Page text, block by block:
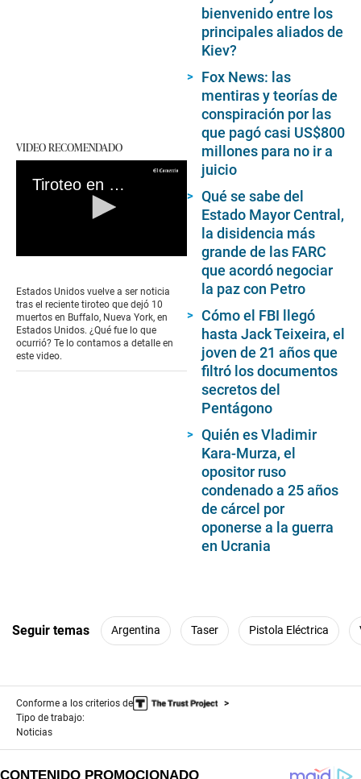
VIDEO RECOMENDADO
Tiroteo en Buffalo, Nueva York: Todo sobre la masacre que dejó 10 muertos a manos de un joven supremacista blanco
of
0
seconds
Estados Unidos vuelve a ser noticia
tras el reciente tiroteo que dejó 10
muertos en Buffalo, Nueva York, en
Estados Unidos. ¿Qué fue lo que
ocurrió? Te lo contamos a detalle en
este video.
bienvenido entre los
principales aliados de
Kiev?
Fox News: las
mentiras y teorías de
conspiración por las
que pagó casi US$800
millones para no ir a
juicio
Qué se sabe del
Estado Mayor Central,
la disidencia más
grande de las FARC
que acordó negociar
la paz con Petro
Cómo el FBI llegó
hasta Jack Teixeira, el
joven de 21 años que
filtró los documentos
secretos del
Pentágono
Quién es Vladimir
Kara-Murza, el
opositor ruso
condenado a 25 años
de cárcel por
oponerse a la guerra
en Ucrania
Seguir temas Argentina Taser Pistola Eléctrica
Conforme a los criterios de
Tipo de trabajo:
Noticias